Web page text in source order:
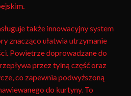
także innowacyjny system
znacząco ułatwia utrzymanie
Powietrze doprowadzane do
przez tylną część oraz
co zapewnia podwyższoną
do kurtyny. To